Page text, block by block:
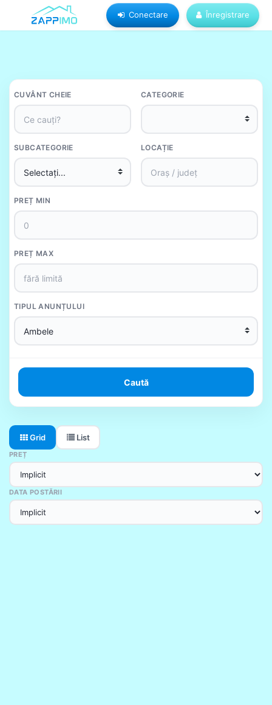
Conectare Înregistrare
CUVÂNT CHEIE CATEGORIE
SUBCATEGORIE LOCAȚIE
PREȚ MIN
PREȚ MAX
TIPUL ANUNȚULUI
Caută
Grid List
PREȚ
DATA POSTĂRII